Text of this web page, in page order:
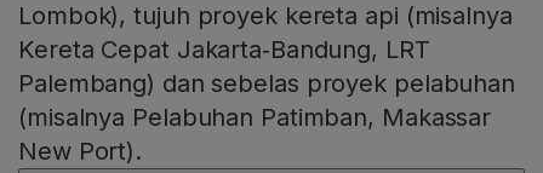
Lombok), tujuh proyek kereta api (misalnya
Kereta Cepat Jakarta‑Bandung, LRT
Palembang) dan sebelas proyek pelabuhan
(misalnya Pelabuhan Patimban, Makassar
New Port).